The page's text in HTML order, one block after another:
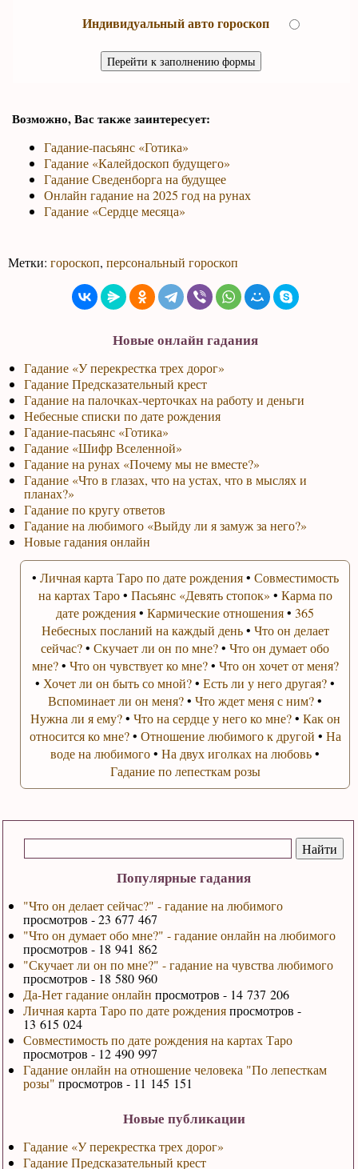
Популярные гадания
"Что он делает сейчас?" - гадание на любимого
просмотров - 23 677 467
"Что он думает обо мне?" - гадание онлайн на любимого
просмотров - 18 941 862
"Скучает ли он по мне?" - гадание на чувства любимого
просмотров - 18 580 960
Да-Нет гадание онлайн просмотров - 14 737 206
Личная карта Таро по дате рожденияпросмотров -
13 615 024
Совместимость по дате рождения на картах Таро
просмотров - 12 490 997
Гадание онлайн на отношение человека "По лепесткам
розы" просмотров - 11 145 151
Новые публикации
Гадание «У перекрестка трех дорог»
Гадание Предсказательный крест
Индивидуальный авто гороскоп
Возможно, Вас также заинтересует:
Гадание-пасьянс «Готика»
Гадание «Калейдоскоп будущего»
Гадание Сведенборга на будущее
Онлайн гадание на 2025 год на рунах
Гадание «Сердце месяца»
Метки:гороскоп,персональный гороскоп
Новые онлайн гадания
Гадание «У перекрестка трех дорог»
Гадание Предсказательный крест
Гадание на палочках-черточках на работу и деньги
Небесные списки по дате рождения
Гадание-пасьянс «Готика»
Гадание «Шифр Вселенной»
Гадание на рунах «Почему мы не вместе?»
Гадание «Что в глазах, что на устах, что в мыслях и
планах?»
Гадание по кругу ответов
Гадание на любимого «Выйду ли я замуж за него?»
Новые гадания онлайн
• Личная карта Таро по дате рождения• Совместимость
на картах Таро• Пасьянс «Девять стопок» • Карма по
дате рождения•Кармические отношения•365
Небесных посланий на каждый день• Что он делает
сейчас?•Скучает ли он по мне?•Что он думает обо
мне?• Что он чувствует ко мне?• Что он хочет от меня?
• Хочет ли он быть со мной?•Есть ли у него другая?•
Вспоминает ли он меня?•Что ждет меня с ним?•
Нужна ли я ему?• Что на сердце у него ко мне?• Как он
относится ко мне?• Отношение любимого к другой • На
воде на любимого•На двух иголках на любовь•
Гадание по лепесткам розы